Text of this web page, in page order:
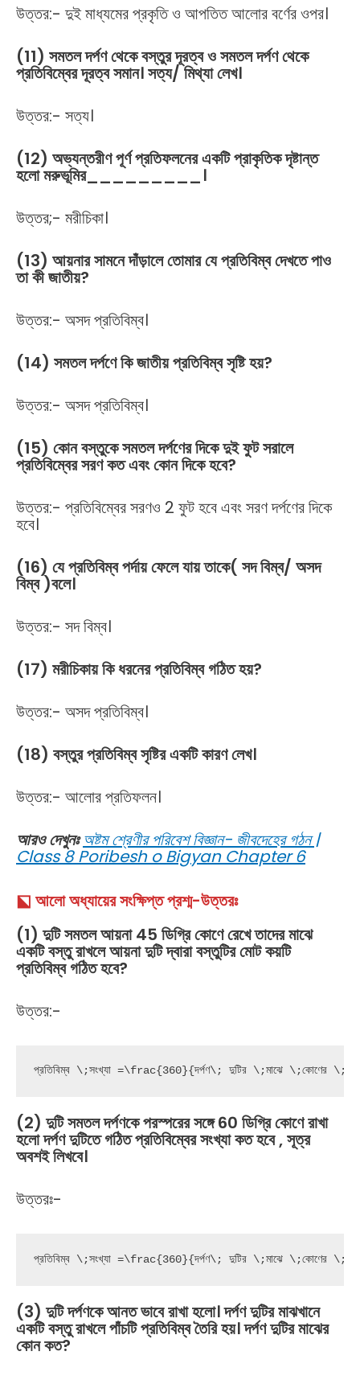
উত্তর:- দুই মাধ্যমের প্রকৃতি ও আপতিত আলোর বর্ণের ওপর।
(11) সমতল দর্পণ থেকে বস্তুর দূরত্ব ও সমতল দর্পণ থেকে
প্রতিবিম্বের দূরত্ব সমান। সত্য/ মিথ্যা লেখ।
উত্তর:- সত্য।
(12) অভ্যন্তরীণ পূর্ণ প্রতিফলনের একটি প্রাকৃতিক দৃষ্টান্ত
হলো মরুভূমির_________।
উত্তর;- মরীচিকা।
(13) আয়নার সামনে দাঁড়ালে তোমার যে প্রতিবিম্ব দেখতে পাও
তা কী জাতীয়?
উত্তর:- অসদ প্রতিবিম্ব।
(14) সমতল দর্পণে কি জাতীয় প্রতিবিম্ব সৃষ্টি হয়?
উত্তর:- অসদ প্রতিবিম্ব।
(15) কোন বস্তুকে সমতল দর্পণের দিকে দুই ফুট সরালে
প্রতিবিম্বের সরণ কত এবং কোন দিকে হবে?
উত্তর:- প্রতিবিম্বের সরণও 2 ফুট হবে এবং সরণ দর্পণের দিকে
হবে।
(16) যে প্রতিবিম্ব পর্দায় ফেলে যায় তাকে( সদ বিম্ব/ অসদ
বিম্ব )বলে।
উত্তর:- সদ বিম্ব।
(17) মরীচিকায় কি ধরনের প্রতিবিম্ব গঠিত হয়?
উত্তর:- অসদ প্রতিবিম্ব।
(18) বস্তুর প্রতিবিম্ব সৃষ্টির একটি কারণ লেখ।
উত্তর:- আলোর প্রতিফলন।
আরও দেখুনঃ অষ্টম শ্রেণীর পরিবেশ বিজ্ঞান- জীবদেহের গঠন |
Class 8 Poribesh o Bigyan Chapter 6
⬕ আলো অধ্যায়ের সংক্ষিপ্ত প্রশ্ম-উত্তরঃ
(1) দুটি সমতল আয়না 45 ডিগ্রি কোণে রেখে তাদের মাঝে
একটি বস্তু রাখলে আয়না দুটি দ্বারা বস্তুটির মোট কয়টি
প্রতিবিম্ব গঠিত হবে?
উত্তর:-
প্রতিবিম্ব \;সংখ্যা =\frac{360}{দর্পণ\; দুটির \;মাঝে
(2) দুটি সমতল দর্পণকে পরস্পরের সঙ্গে 60 ডিগ্রি কোণে রাখা
হলো দর্পণ দুটিতে গঠিত প্রতিবিম্বের সংখ্যা কত হবে , সূত্র
অবশই লিখবে।
উত্তরঃ-
প্রতিবিম্ব \;সংখ্যা =\frac{360}{দর্পণ\; দুটির \;মাঝে
(3) দুটি দর্পণকে আনত ভাবে রাখা হলো। দর্পণ দুটির মাঝখানে
একটি বস্তু রাখলে পাঁচটি প্রতিবিম্ব তৈরি হয়। দর্পণ দুটির মাঝের
কোন কত?